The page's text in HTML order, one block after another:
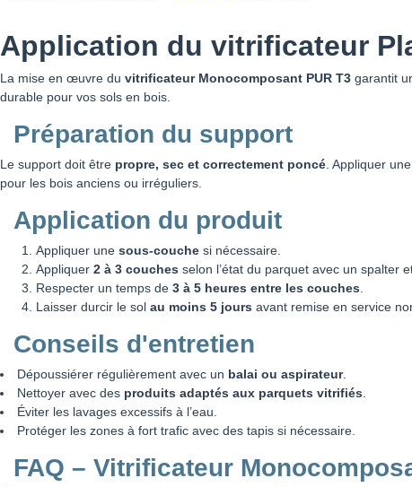
Application du vitrificateur
La mise en œuvre du vitrificateur Monocomposant PUR T3 garantit
durable pour vos sols en bois.
Préparation du support
Le support doit être propre, sec et correctement poncé. Appliquer
pour les bois anciens ou irréguliers.
Application du produit
Appliquer une sous-couche si nécessaire.
Appliquer 2 à 3 couches selon l’état du parquet avec un spalter
Respecter un temps de 3 à 5 heures entre les couches.
Laisser durcir le sol au moins 5 jours avant remise en service
Conseils d'entretien
Dépoussiérer régulièrement avec un balai ou aspirateur.
Nettoyer avec des produits adaptés aux parquets vitrifiés.
Éviter les lavages excessifs à l’eau.
Protéger les zones à fort trafic avec des tapis si nécessaire.
FAQ – Vitrificateur